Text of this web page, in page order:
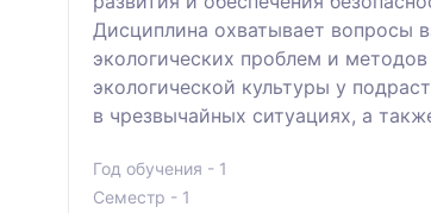
Дисциплина охватывает вопросы
экологических проблем и
экологической культуры у
в чрезвычайных ситуациях, а
Год обучения - 1
Семестр - 1